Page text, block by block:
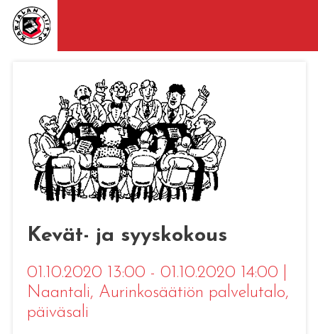
Kevät- ja syyskokous
01.10.2020 13:00 - 01.10.2020 14:00
Naantali, Aurinkosäätiön palvelutalo,
päiväsali